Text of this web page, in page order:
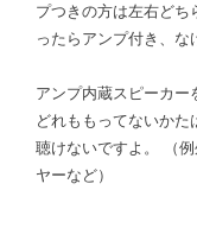
プつきの方は左右どち
ったらアンプ付き、な
アンプ内蔵スピーカー
どれももってないか
聴けないですよ。 （
ヤーなど）